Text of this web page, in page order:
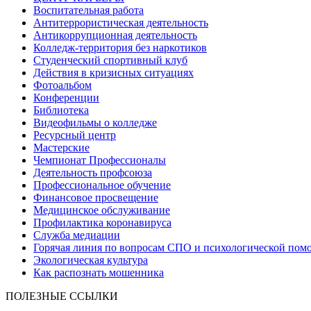
Воспитательная работа
Антитеррористическая деятельность
Антикоррупционная деятельность
Колледж-территория без наркотиков
Студенческий спортивный клуб
Действия в кризисных ситуациях
Фотоальбом
Конференции
Библиотека
Видеофильмы о колледже
Ресурсный центр
Мастерские
Чемпионат Профессионалы
Деятельность профсоюза
Профессиональное обучение
Финансовое просвещение
Медицинское обслуживание
Профилактика коронавируса
Служба медиации
Горячая линия по вопросам СПО и психологической
Экологическая культура
Как распознать мошенника
ПОЛЕЗНЫЕ ССЫЛКИ